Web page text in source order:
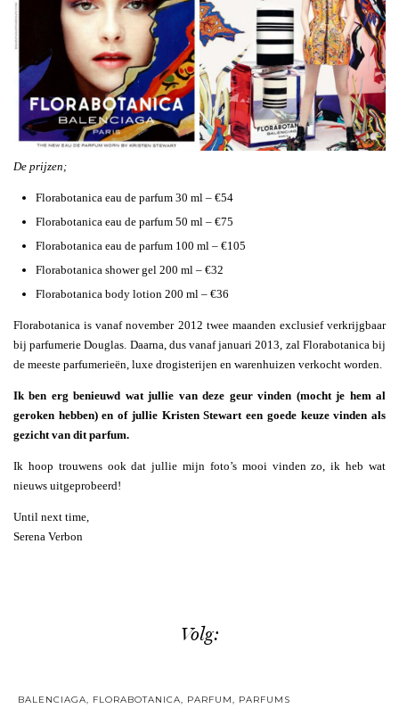
De prijzen;
Florabotanica eau de parfum 30 ml – €54
Florabotanica eau de parfum 50 ml – €75
Florabotanica eau de parfum 100 ml – €105
Florabotanica shower gel 200 ml – €32
Florabotanica body lotion 200 ml – €36
Florabotanica is vanaf november 2012 twee maanden exclusief verkrijgbaar
bij parfumerie Douglas. Daarna, dus vanaf januari 2013, zal Florabotanica bij
de meeste parfumerieën, luxe drogisterijen en warenhuizen verkocht worden.
Ik ben erg benieuwd wat jullie van deze geur vinden (mocht je hem al
geroken hebben) en of jullie Kristen Stewart een goede keuze vinden als
gezicht van dit parfum.
Ik hoop trouwens ook dat jullie mijn foto’s mooi vinden zo, ik heb wat
nieuws uitgeprobeerd!
Until next time,
Serena Verbon
Volg:
BALENCIAGA, FLORABOTANICA, PARFUM, PARFUMS